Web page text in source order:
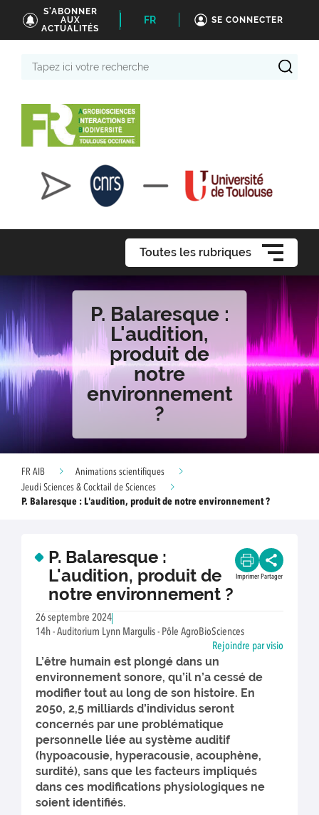
S'ABONNER
AUX
ACTUALITÉS
FR SE CONNECTER
Toutes les rubriques
P. Balaresque :
L'audition,
produit de
notre
environnement
?
FR AIB
Animations scientifiques
Jeudi Sciences & Cocktail de Sciences
P. Balaresque : L'audition, produit de notre environnement ?
P. Balaresque :
L'audition, produit de
notre environnement ?
Imprimer Partager
26 septembre 2024
14h - Auditorium Lynn Margulis - Pôle AgroBioSciences
Rejoindre par visio
L’être humain est plongé dans un
environnement sonore, qu’il n’a cessé de
modifier tout au long de son histoire. En
2050, 2,5 milliards d’individus seront
concernés par une problématique
personnelle liée au système auditif
(hypoacousie, hyperacousie, acouphène,
surdité), sans que les facteurs impliqués
dans ces modifications physiologiques ne
soient identifiés.